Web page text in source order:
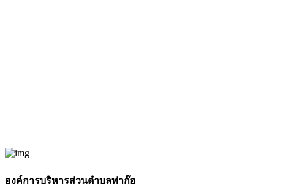
องค์การบริหารส่วนตำบลท่าก๊อ